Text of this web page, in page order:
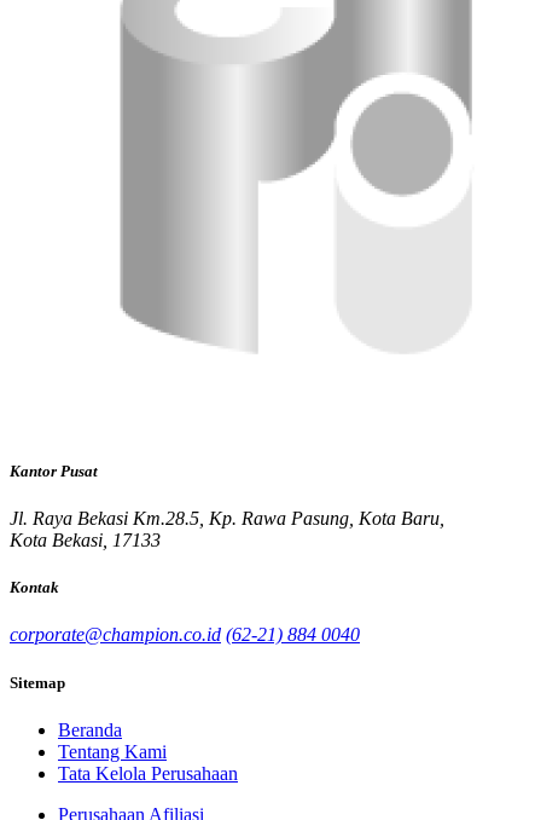
Kantor Pusat
Jl. Raya Bekasi Km.28.5, Kp. Rawa Pasung, Kota Baru,
Kota Bekasi, 17133
Kontak
corporate@champion.co.id (62-21) 884 0040
Sitemap
Beranda
Tentang Kami
Tata Kelola Perusahaan
Perusahaan Afiliasi